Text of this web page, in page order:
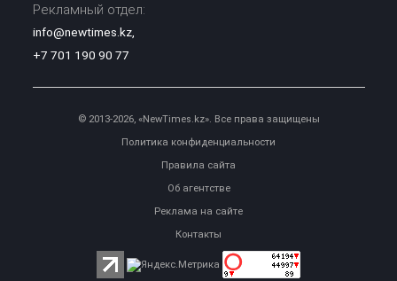
Рекламный отдел:
info@newtimes.kz,
+7 701 190 90 77
© 2013-2026, «NewTimes.kz». Все права защищены
Политика конфиденциальности
Правила сайта
Об агентстве
Реклама на сайте
Контакты